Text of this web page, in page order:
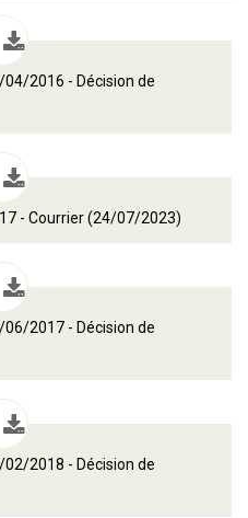
2016 - Décision de
- Courrier (24/07/2023)
2017 - Décision de
2018 - Décision de